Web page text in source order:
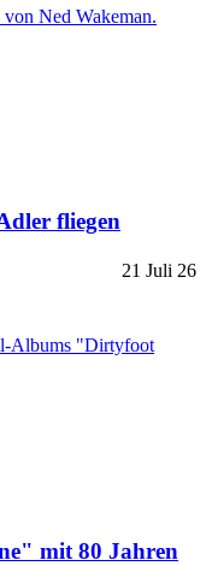
fliegen
21 Juli 26
mit 80 Jahren